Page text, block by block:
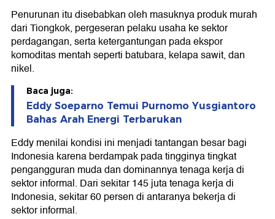
Penurunan itu disebabkan oleh masuknya produk murah
dari Tiongkok, pergeseran pelaku usaha ke sektor
perdagangan, serta ketergantungan pada ekspor
komoditas mentah seperti batubara, kelapa sawit, dan
nikel.
Baca juga:
Eddy Soeparno Temui Purnomo Yusgiantoro
Bahas Arah Energi Terbarukan
Eddy menilai kondisi ini menjadi tantangan besar bagi
Indonesia karena berdampak pada tingginya tingkat
pengangguran muda dan dominannya tenaga kerja di
sektor informal. Dari sekitar 145 juta tenaga kerja di
Indonesia, sekitar 60 persen di antaranya bekerja di
sektor informal.